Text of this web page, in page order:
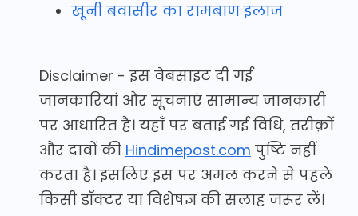
खूनी बवासीर का रामबाण इलाज
Disclaimer - इस वेबसाइट दी गई
जानकारियां और सूचनाएं सामान्य जानकारी
पर आधारित हैं। यहाँ पर बताई गई विधि, तरीक़ों
और दावों की Hindimepost.com पुष्टि नहीं
करता है। इसलिए इस पर अमल करने से पहले
किसी डॉक्टर या विशेषज्ञ की सलाह जरूर लें।